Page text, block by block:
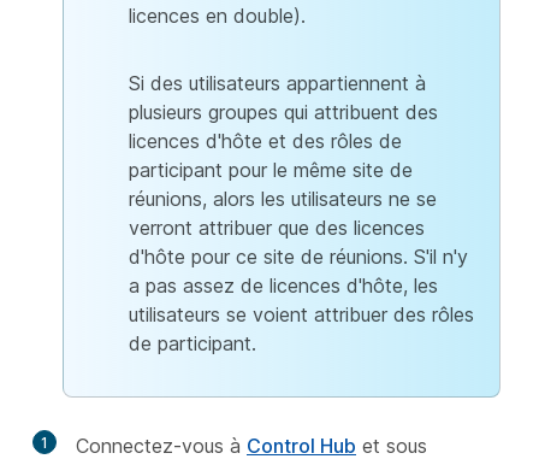
licences en double).
Si des utilisateurs appartiennent à
plusieurs groupes qui attribuent des
licences d'hôte et des rôles de
participant pour le même site de
réunions, alors les utilisateurs ne se
verront attribuer que des licences
d'hôte pour ce site de réunions. S'il n'y
a pas assez de licences d'hôte, les
utilisateurs se voient attribuer des rôles
de participant.
1 Connectez-vous à Control Hub et sous